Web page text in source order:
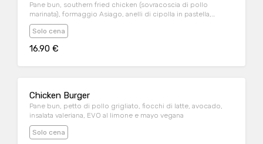
Pane bun, southern fried chicken (sovracoscia di pollo
marinata), formaggio Asiago, anelli di cipolla in pastella,
insalata iceberg, bacon croccante e salsa burger
Solo cena
16.90 €
Chicken Burger
Pane bun, petto di pollo grigliato, fiocchi di latte, avocado,
insalata valeriana, EVO al limone e mayo vegana
Solo cena